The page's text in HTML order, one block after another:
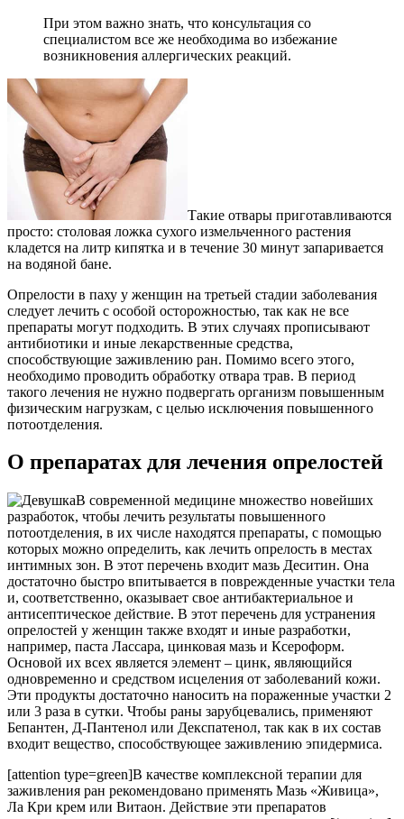
При этом важно знать, что консультация со
специалистом все же необходима во избежание
возникновения аллергических реакций.
Такие отвары приготавливаются
просто: столовая ложка сухого измельченного растения
кладется на литр кипятка и в течение 30 минут запаривается
на водяной бане.
Опрелости в паху у женщин на третьей стадии заболевания
следует лечить с особой осторожностью, так как не все
препараты могут подходить. В этих случаях прописывают
антибиотики и иные лекарственные средства,
способствующие заживлению ран. Помимо всего этого,
необходимо проводить обработку отвара трав. В период
такого лечения не нужно подвергать организм повышенным
физическим нагрузкам, с целью исключения повышенного
потоотделения.
О препаратах для лечения опрелостей
В современной медицине множество новейших
разработок, чтобы лечить результаты повышенного
потоотделения, в их числе находятся препараты, с помощью
которых можно определить, как лечить опрелость в местах
интимных зон. В этот перечень входит мазь Деситин. Она
достаточно быстро впитывается в поврежденные участки тела
и, соответственно, оказывает свое антибактериальное и
антисептическое действие. В этот перечень для устранения
опрелостей у женщин также входят и иные разработки,
например, паста Лассара, цинковая мазь и Ксероформ.
Основой их всех является элемент – цинк, являющийся
одновременно и средством исцеления от заболеваний кожи.
Эти продукты достаточно наносить на пораженные участки 2
или 3 раза в сутки. Чтобы раны зарубцевались, применяют
Бепантен, Д-Пантенол или Декспатенол, так как в их состав
входит вещество, способствующее заживлению эпидермиса.
[attention type=green]В качестве комплексной терапии для
заживления ран рекомендовано применять Мазь «Живица»,
Ла Кри крем или Витаон. Действие эти препаратов